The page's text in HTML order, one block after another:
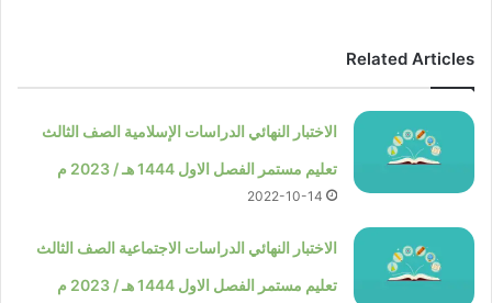
Related Articles
الاختبار النهائي الدراسات الإسلامية الصف الثالث
تعليم مستمر الفصل الاول 1444 هـ / 2023 م
2022-10-14
الاختبار النهائي الدراسات الاجتماعية الصف الثالث
تعليم مستمر الفصل الاول 1444 هـ / 2023 م